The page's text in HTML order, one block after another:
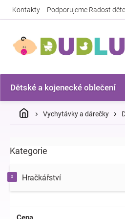
Kontakty Podporujeme Radost
Dětské a kojenecké oblečení
DomůVychytávky a dárečky
o
t
r
n
Přeskočit
Kategorie
Hračkářství